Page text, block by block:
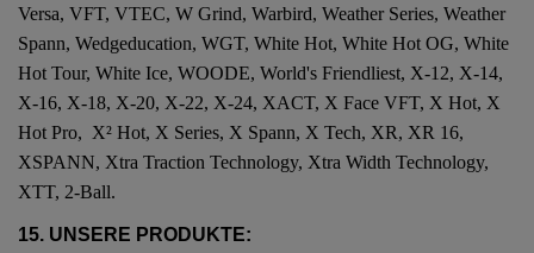
Versa, VFT, VTEC, W Grind, Warbird, Weather Series, Weather
Spann, Wedgeducation, WGT, White Hot, White Hot OG, White
Hot Tour, White Ice, WOODE, World's Friendliest, X-12, X-14,
X-16, X-18, X-20, X-22, X-24, XACT, X Face VFT, X Hot, X
Hot Pro, X² Hot, X Series, X Spann, X Tech, XR, XR 16,
XSPANN, Xtra Traction Technology, Xtra Width Technology,
XTT, 2-Ball.
15. UNSERE PRODUKTE: